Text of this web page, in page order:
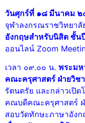
วันศุกร์ที่ ๑๘ มีนาคม
จุฬาลงกรณราชวิทยาลั
อังกฤษสำหรับนิสิต ชั้
ออนไลน์ Zoom
เวลา ๐๙.๐๐ น. พระม
คณะครุศาสตร์ ฝ่ายวิช
รัตนตรัย และกล่าวเปิ
คณบดีคณะครุศาสตร์ ฝ่
สอบวัดทักษะภาษาอังก